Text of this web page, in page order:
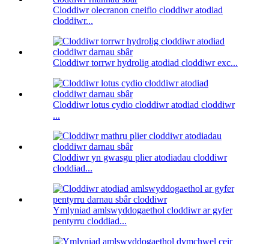
Cloddiwr olecranon cneifio cloddiwr atodiad
cloddiwr...
Cloddiwr torrwr hydrolig atodiad cloddiwr exc...
Cloddiwr lotus cydio cloddiwr atodiad cloddiwr
...
Cloddiwr yn gwasgu plier atodiadau cloddiwr
cloddiad...
Ymlyniad amlswyddogaethol cloddiwr ar gyfer
pentyrru cloddiad...